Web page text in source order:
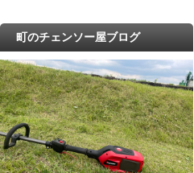
町のチェンソー屋ブログ